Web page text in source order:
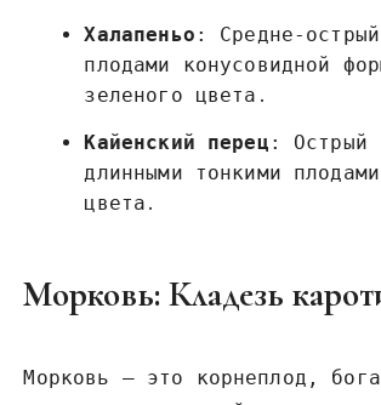
Халапеньо : Средне-
плодами конусовидной
зеленого цвета․
Кайенский перец : Острый
длинными тонкими
цвета․
Морковь: Кладезь
Морковь – это корнеплод,